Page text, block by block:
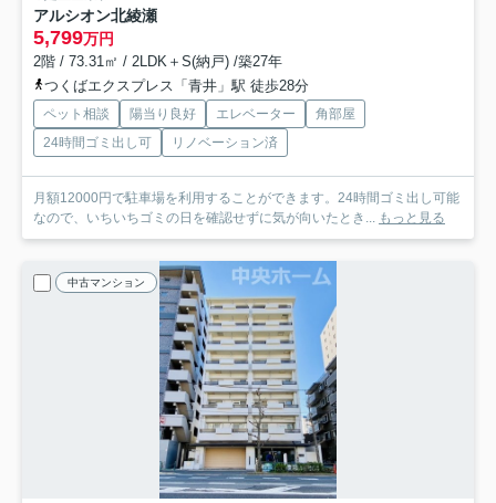
アルシオン北綾瀬
5,799万円
2階 / 73.31㎡ / 2LDK＋S(納戸) /築27年
つくばエクスプレス「青井」駅 徒歩28分
ペット相談 陽当り良好 エレベーター
角部屋
24時間ゴミ出し可
リノベーション済
月額12000円で駐車場を利用することができます。24時間ゴミ出し可能
なので、いちいちゴミの日を確認せずに気が向いたとき... もっと見る
中古マンション